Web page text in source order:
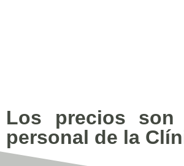
Los precios son
personal de la